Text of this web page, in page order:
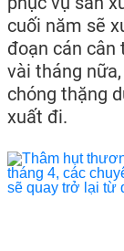
cuối năm sẽ
đoạn cán cân
vài tháng
chóng thặng
xuất đi.